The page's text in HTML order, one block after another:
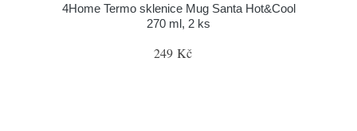
4Home Termo sklenice Mug Santa Hot&Cool
270 ml, 2 ks
249 Kč